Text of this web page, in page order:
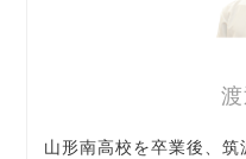
山形南高校を卒業後、筑